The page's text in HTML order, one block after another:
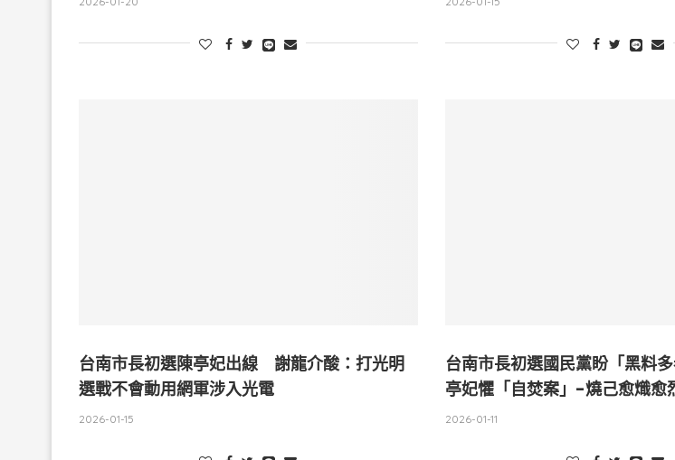
台南市長初選陳亭妃出線 謝龍介酸：打光明
選戰不會動用網軍涉入光電
2026-01-15
台南市長初選國民黨盼「黑料
亭妃懼「自焚案」-燒己愈熾愈
2026-01-11